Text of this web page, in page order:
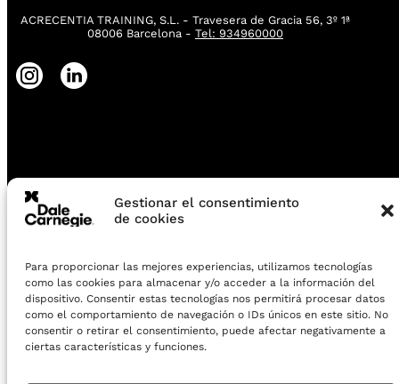
Gestionar el consentimiento
de cookies
Para proporcionar las mejores experiencias, utilizamos tecnologías
como las cookies para almacenar y/o acceder a la información del
dispositivo. Consentir estas tecnologías nos permitirá procesar datos
como el comportamiento de navegación o IDs únicos en este sitio. No
consentir o retirar el consentimiento, puede afectar negativamente a
ciertas características y funciones.
ACRECENTIA TRAINING, S.L. - Travesera de Gracia 56, 3º 1ª
08006 Barcelona - Tel: 934960000
Por favor, rellena con tus datos el
Revisa tu carpeta de SPAM. Muchas